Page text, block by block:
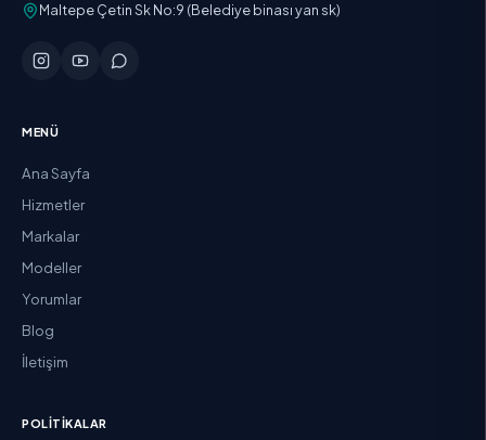
Maltepe Çetin Sk No:9 (Belediye binası yan sk)
MENÜ
Ana Sayfa
Hizmetler
Markalar
Modeller
Yorumlar
Blog
İletişim
POLITIKALAR